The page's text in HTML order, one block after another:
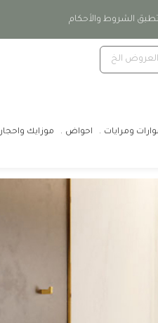
الشروط والأحكام
ومرايات احواض موزايك واحجار